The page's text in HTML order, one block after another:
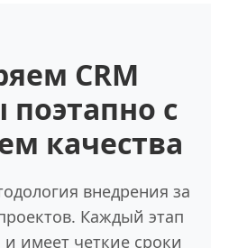
CRM
с
качества
внедрения за
Каждый этап
и имеет четкие сроки